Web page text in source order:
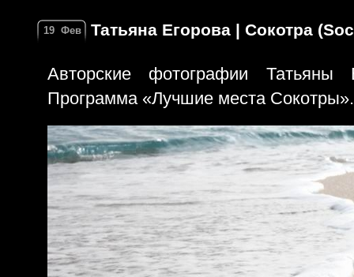
19 Фев Татьяна Егорова | Сокотра
Авторские фотографии Татьяны
Программа «Лучшие места Сокотры».